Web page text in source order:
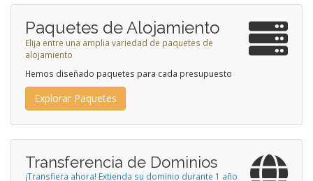
Paquetes de Alojamiento
Elija entre una amplia variedad de paquetes de
alojamiento
Hemos diseñado paquetes para cada presupuesto
Explorar Paquetes
Transferencia de Dominios
¡Transfiera ahora! Extienda su dominio durante 1 año